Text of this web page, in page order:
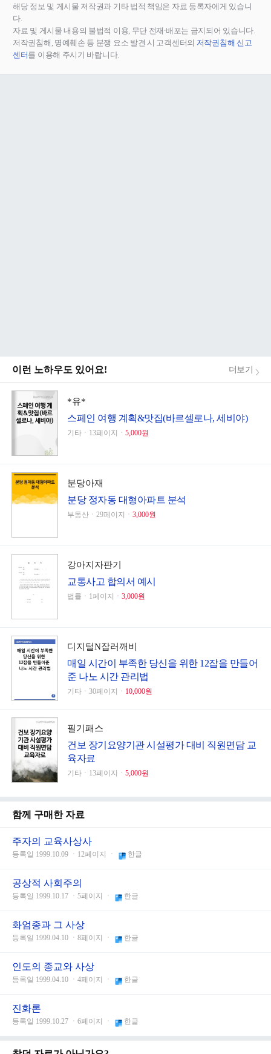
해당 정보 및 게시물 저작권과 기타 법적 책임은 자료 등록자에게 있습니
다.
자료 및 게시물 내용의 불법적 이용, 무단 전재∙배포는 금지되어 있습니다.
저작권침해, 명예훼손 등 분쟁 요소 발견 시 고객센터의 저작권침해 신고
센터를 이용해 주시기 바랍니다.
이런 노하우도 있어요! 더보기
*유*
스페인 여행 계획&맛집(바르셀로나, 세비야)
기타ㆍ13페이지ㆍ 5,000원
분당아재
분당 정자동 대형아파트 분석
부동산ㆍ29페이지ㆍ 3,000원
강아지자판기
교통사고 합의서 예시
법률ㆍ1페이지ㆍ 3,000원
디지털N잡러깨비
매일 시간이 부족한 당신을 위한 12잡을 만들어
준 나노 시간 관리법
기타ㆍ30페이지ㆍ 10,000원
필기패스
건보 장기요양기관 시설평가 대비 직원면담 교
육자료
기타ㆍ13페이지ㆍ 5,000원
함께 구매한 자료
주자의 교육사상사
등록일 1999.10.09 ㆍ12페이지 ㆍ 한글
공상적 사회주의
등록일 1999.10.17 ㆍ5페이지 ㆍ 한글
화엄종과 그 사상
등록일 1999.04.10 ㆍ8페이지 ㆍ 한글
인도의 종교와 사상
등록일 1999.04.10 ㆍ4페이지 ㆍ 한글
진화론
등록일 1999.10.27 ㆍ6페이지 ㆍ 한글